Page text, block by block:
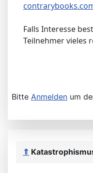
Falls Interesse
Teilnehmer vieles
Bitte Anmelden um
⇑